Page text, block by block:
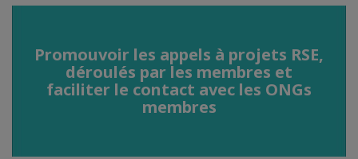
Promouvoir les appels à projets RSE,
déroulés par les membres et
faciliter le contact avec les ONGs
membres